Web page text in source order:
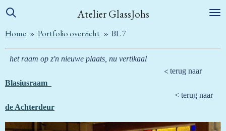
Ga
naar
de
hoofdinhoud
Atelier GlassJohs
Home » Portfolio overzicht » BL 7
het raam op z'n nieuwe plaats, nu vertikaal
<terug naar
Blasiusraam
< terug naar
de Achterdeur